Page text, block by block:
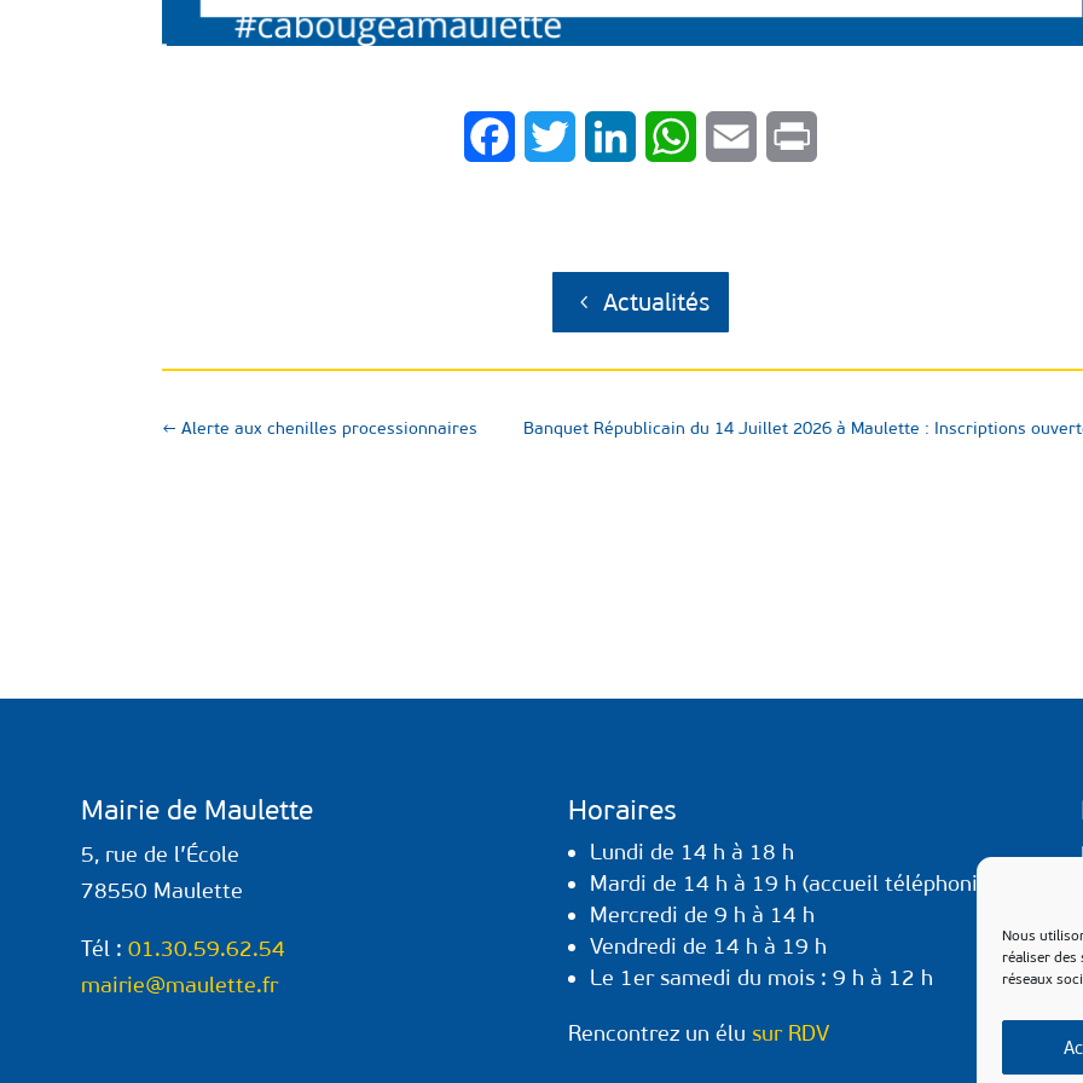
Nous
réaliser des
réseaux
FacebookTwitter LinkedIn WhatsAppEmail
Actualités
←Alerte aux chenilles processionnaires Banquet Républicain du 14 Juillet 2026 à Maulette : Inscriptions
Mairie de Maulette
5, rue de l’École
78550 Maulette
Tél :01.30.59.62.54
mairie@maulette.fr
Horaires
Lundi de 14 h à 18 h
Mardi de 14 h à 19 h (accueil téléphonique)
Mercredi de 9 h à 14 h
Vendredi de 14 h à 19 h
Le 1er samedi du mois : 9 h à 12 h
Rencontrez un élusur RDV